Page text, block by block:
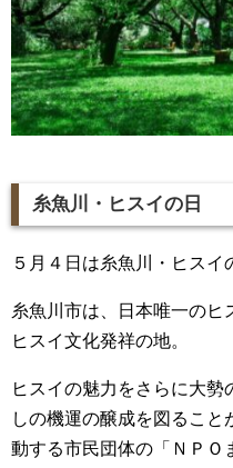
糸魚川・ヒスイの日
５月４日は糸魚川・ヒスイ
糸魚川市は、日本唯一の
ヒスイ文化発祥の地。
ヒスイの魅力をさらに大勢
しの機運の醸成を図るこ
動する市民団体の「ＮＰＯ